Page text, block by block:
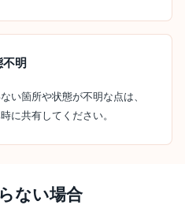
明
い箇所や状態が不明な点は、
に共有してください。
ない場合